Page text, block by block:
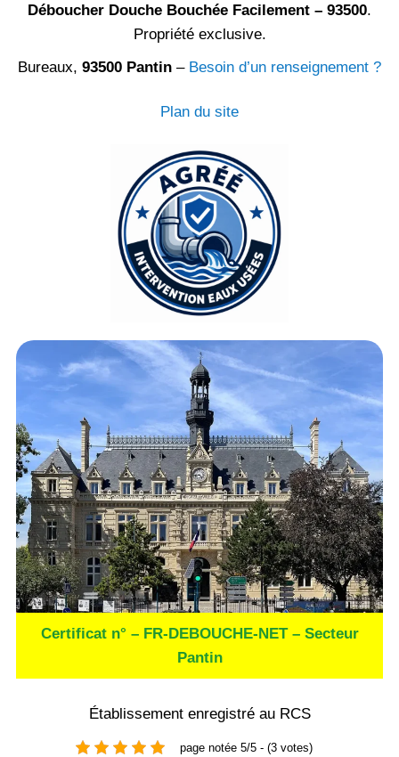
Déboucher Douche Bouchée Facilement – 93500.
Propriété exclusive.
Bureaux, 93500 Pantin – Besoin d’un renseignement ?
Plan du site
Certificat n° – FR-DEBOUCHE-NET – Secteur
Pantin
Établissement enregistré au RCS
page notée 5/5 - (3 votes)